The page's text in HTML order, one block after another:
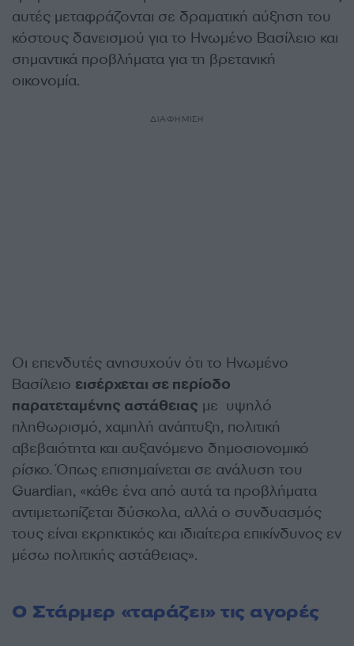
αυτές μεταφράζονται σε δραματική αύξηση του
κόστους δανεισμού για το Ηνωμένο Βασίλειο και
σημαντικά προβλήματα για τη βρετανική
οικονομία.
ΔΙΑΦΗΜΙΣΗ
Οι επενδυτές ανησυχούν ότι το Ηνωμένο
Βασίλειο εισέρχεται σε περίοδο
παρατεταμένης αστάθειας με υψηλό
πληθωρισμό, χαμηλή ανάπτυξη, πολιτική
αβεβαιότητα και αυξανόμενο δημοσιονομικό
ρίσκο. Όπως επισημαίνεται σε ανάλυση του
Guardian, «κάθε ένα από αυτά τα προβλήματα
αντιμετωπίζεται δύσκολα, αλλά ο συνδυασμός
τους είναι εκρηκτικός και ιδιαίτερα επικίνδυνος εν
μέσω πολιτικής αστάθειας».
O Στάρμερ «ταράζει» τις αγορές